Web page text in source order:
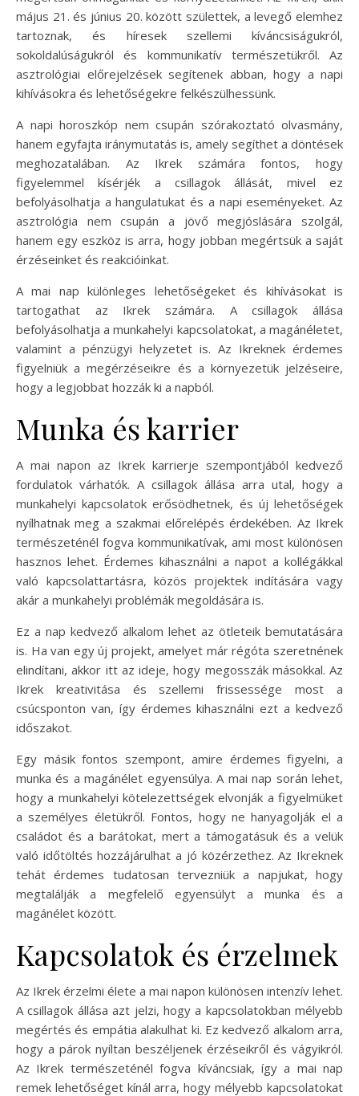
május 21. és június 20. között születtek, a levegő elemhez
tartoznak, és híresek szellemi kíváncsiságukról,
sokoldalúságukról és kommunikatív természetükről. Az
asztrológiai előrejelzések segítenek abban, hogy a napi
kihívásokra és lehetőségekre felkészülhessünk.
A napi horoszkóp nem csupán szórakoztató olvasmány,
hanem egyfajta iránymutatás is, amely segíthet a döntések
meghozatalában. Az Ikrek számára fontos, hogy
figyelemmel kísérjék a csillagok állását, mivel ez
befolyásolhatja a hangulatukat és a napi eseményeket. Az
asztrológia nem csupán a jövő megjóslására szolgál,
hanem egy eszköz is arra, hogy jobban megértsük a saját
érzéseinket és reakcióinkat.
A mai nap különleges lehetőségeket és kihívásokat is
tartogathat az Ikrek számára. A csillagok állása
befolyásolhatja a munkahelyi kapcsolatokat, a magánéletet,
valamint a pénzügyi helyzetet is. Az Ikreknek érdemes
figyelniük a megérzéseikre és a környezetük jelzéseire,
hogy a legjobbat hozzák ki a napból.
Munka és karrier
A mai napon az Ikrek karrierje szempontjából kedvező
fordulatok várhatók. A csillagok állása arra utal, hogy a
munkahelyi kapcsolatok erősödhetnek, és új lehetőségek
nyílhatnak meg a szakmai előrelépés érdekében. Az Ikrek
természeténél fogva kommunikatívak, ami most különösen
hasznos lehet. Érdemes kihasználni a napot a kollégákkal
való kapcsolattartásra, közös projektek indítására vagy
akár a munkahelyi problémák megoldására is.
Ez a nap kedvező alkalom lehet az ötleteik bemutatására
is. Ha van egy új projekt, amelyet már régóta szeretnének
elindítani, akkor itt az ideje, hogy megosszák másokkal. Az
Ikrek kreativitása és szellemi frissessége most a
csúcsponton van, így érdemes kihasználni ezt a kedvező
időszakot.
Egy másik fontos szempont, amire érdemes figyelni, a
munka és a magánélet egyensúlya. A mai nap során lehet,
hogy a munkahelyi kötelezettségek elvonják a figyelmüket
a személyes életükről. Fontos, hogy ne hanyagolják el a
családot és a barátokat, mert a támogatásuk és a velük
való időtöltés hozzájárulhat a jó közérzethez. Az Ikreknek
tehát érdemes tudatosan tervezniük a napjukat, hogy
megtalálják a megfelelő egyensúlyt a munka és a
magánélet között.
Kapcsolatok és érzelmek
Az Ikrek érzelmi élete a mai napon különösen intenzív lehet.
A csillagok állása azt jelzi, hogy a kapcsolatokban mélyebb
megértés és empátia alakulhat ki. Ez kedvező alkalom arra,
hogy a párok nyíltan beszéljenek érzéseikről és vágyikról.
Az Ikrek természeténél fogva kíváncsiak, így a mai nap
remek lehetőséget kínál arra, hogy mélyebb kapcsolatokat